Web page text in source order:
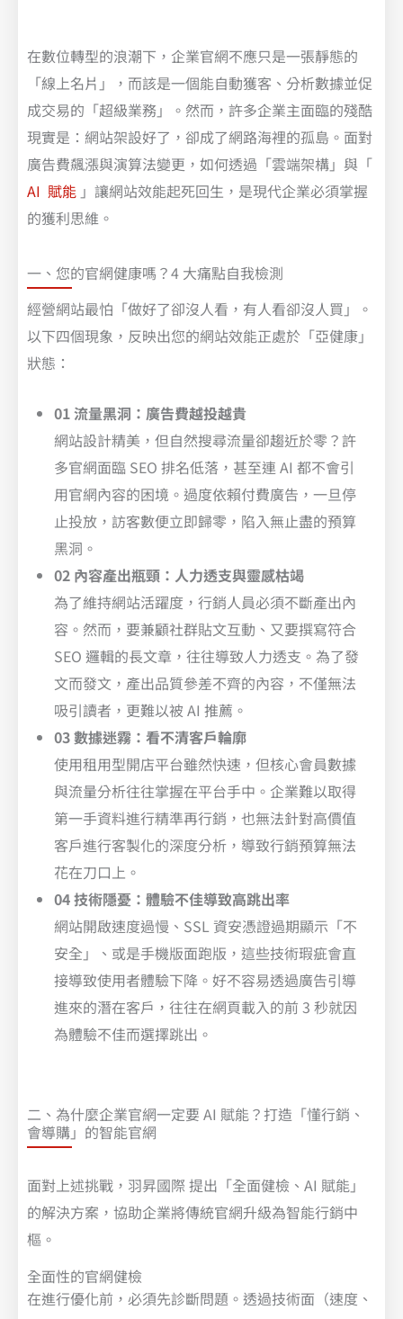
在數位轉型的浪潮下，企業官網不應只是一張靜態的
「線上名片」，而該是一個能自動獲客、分析數據並促
成交易的「超級業務」。然而，許多企業主面臨的殘酷
現實是：網站架設好了，卻成了網路海裡的孤島。面對
廣告費飆漲與演算法變更，如何透過「雲端架構」與「
AI 賦能 」讓網站效能起死回生，是現代企業必須掌握
的獲利思維。
一、您的官網健康嗎？4 大痛點自我檢測
經營網站最怕「做好了卻沒人看，有人看卻沒人買」。
以下四個現象，反映出您的網站效能正處於「亞健康」
狀態：
01 流量黑洞：廣告費越投越貴
網站設計精美，但自然搜尋流量卻趨近於零？許
多官網面臨 SEO 排名低落，甚至連 AI 都不會引
用官網內容的困境。過度依賴付費廣告，一旦停
止投放，訪客數便立即歸零，陷入無止盡的預算
黑洞。
02 內容產出瓶頸：人力透支與靈感枯竭
為了維持網站活躍度，行銷人員必須不斷產出內
容。然而，要兼顧社群貼文互動、又要撰寫符合
SEO 邏輯的長文章，往往導致人力透支。為了發
文而發文，產出品質參差不齊的內容，不僅無法
吸引讀者，更難以被 AI 推薦。
03 數據迷霧：看不清客戶輪廓
使用租用型開店平台雖然快速，但核心會員數據
與流量分析往往掌握在平台手中。企業難以取得
第一手資料進行精準再行銷，也無法針對高價值
客戶進行客製化的深度分析，導致行銷預算無法
花在刀口上。
04 技術隱憂：體驗不佳導致高跳出率
網站開啟速度過慢、SSL 資安憑證過期顯示「不
安全」、或是手機版面跑版，這些技術瑕疵會直
接導致使用者體驗下降。好不容易透過廣告引導
進來的潛在客戶，往往在網頁載入的前 3 秒就因
為體驗不佳而選擇跳出。
二、為什麼企業官網一定要 AI 賦能？打造「懂行銷、
會導購」的智能官網
面對上述挑戰，羽昇國際 提出「全面健檢、AI 賦能」
的解決方案，協助企業將傳統官網升級為智能行銷中
樞。
全面性的官網健檢
在進行優化前，必須先診斷問題。透過技術面（速度、